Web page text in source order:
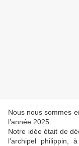
Nous nous sommes
l’année 2025.
Notre idée était de
l’archipel philippin,